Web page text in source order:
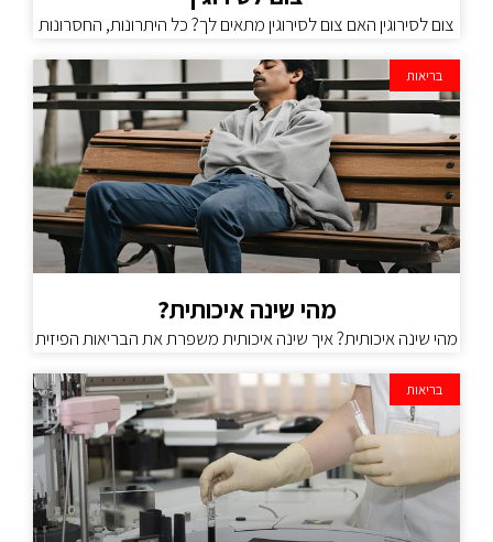
צום לסירוגין האם צום לסירוגין מתאים לך? כל היתרונות, החסרונות
בריאות
מהי שינה איכותית?
מהי שינה איכותית? איך שינה איכותית משפרת את הבריאות הפיזית
בריאות